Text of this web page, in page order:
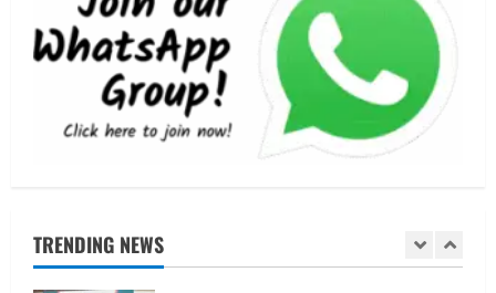
TRENDING NEWS
1
UTTARAKHAND NEWS
धामी कैबिनेट ने लिए कई महत्वपूर्ण निर्णय, अब
सामान्य वर्ग के पशुपालकों को भी गाय एवं भैंस
खरीद पर मिलेगा अनुदान, मजदूरी संहिता
नियमावली-2026 को मिली मंजूरी
August 7, 2026
2